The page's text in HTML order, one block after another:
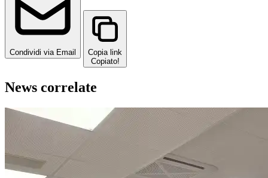
Condividi via Email
Copia link
Copiato!
News correlate